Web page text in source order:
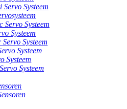
Servo Systeem
Servo Systeem
Systeem
Systeem
Systeem
Systeem
Systeem